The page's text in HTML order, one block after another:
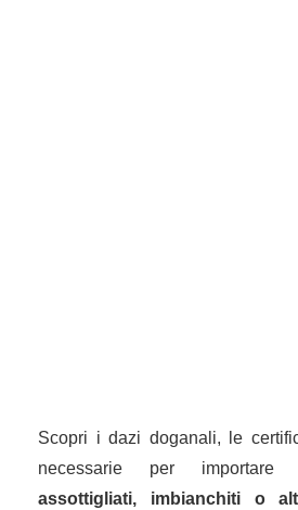
Scopri i dazi doganali, le
necessarie per
assottigliati, imbianchiti o